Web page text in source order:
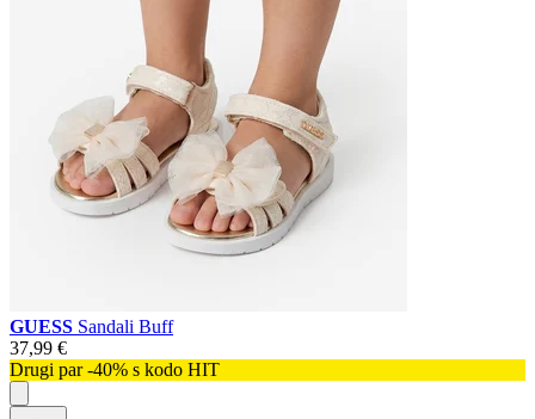
GUESS Sandali Buff
37,99 €
Drugi par -40% s kodo HIT